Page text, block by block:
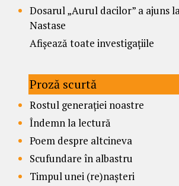
Dosarul „Aurul dacilor” a ajuns
Nastase
Afișează toate investigațiile
Proză scurtă
Rostul generației noastre
Îndemn la lectură
Poem despre altcineva
Scufundare în albastru
Timpul unei (re)nașteri